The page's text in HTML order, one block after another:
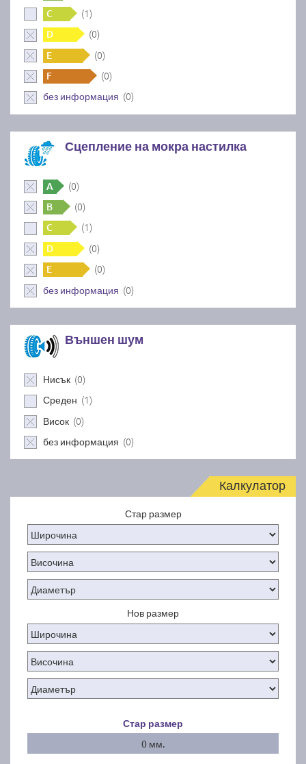
C (1)
D (0)
E (0)
F (0)
без информация (0)
Сцепление на мокра настилка
A (0)
B (0)
C (1)
D (0)
E (0)
без информация (0)
Външен шум
Нисък (0)
Среден (1)
Висок (0)
без информация (0)
Калкулатор
Стар размер
Нов размер
Стар размер
0 мм.